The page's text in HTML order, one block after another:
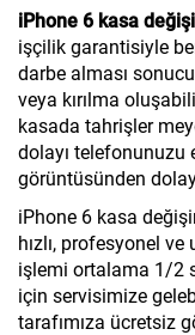
iPhone 6 kasa
işçilik garantisiyle
darbe alması
veya kırılma
kasada tahrişler
dolayı
görüntüsünden
iPhone 6 kasa
hızlı, profesyonel
işlemi ortalama 1/2
için servisimize
tarafımıza ücretsiz